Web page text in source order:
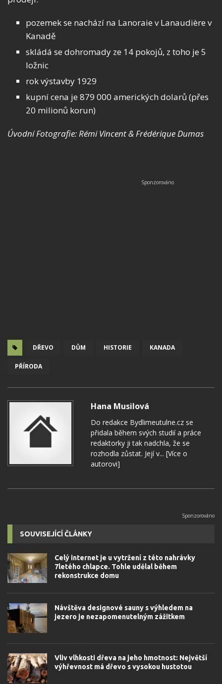
pozemek se nachází na Lanoraie v Lanaudière v
Kanadě
skládá se dohromady ze 14 pokojů, z toho je 5
ložnic
rok výstavby 1929
kupní cena je 879 000 amerických dolarů (přes
20 milionů korun)
Úvodní Fotografie: Rémi Vincent & Frédérique Dumas
DŘEVO DŮM HISTORIE KANADA
PŘÍRODA
Hana Musilová
Do redakce Bydlimeutulne.cz se
přidala během svých studií a práce
redaktorky ji tak nadchla, že se
rozhodla zůstat. Její v... [Více o
autorovi]
SOUVISEJÍCÍ ČLÁNKY
Celý internet je u vytržení z této nahrávky
7letého chlapce. Tohle udělal během
rekonstrukce domu
Návštěva designové sauny s výhledem na
jezero je nezapomenutelným zážitkem
Vliv vlhkosti dřeva na jeho hmotnost: Největší
výhřevnost má dřevo s vysokou hustotou